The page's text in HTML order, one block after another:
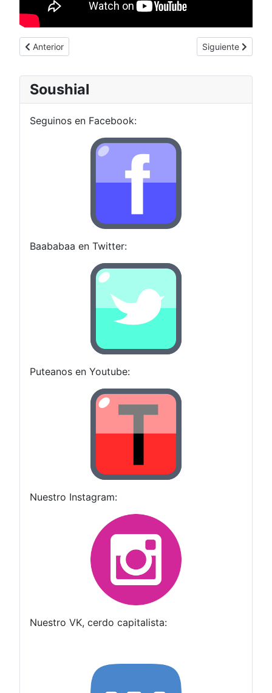
Artículo anterior: [Música] Nuevo EP de Rata Blanca!
Anterior Artículo
Siguiente
Soushial
Seguinos en Facebook:
Baababaa en Twitter:
Puteanos en Youtube:
Nuestro Instagram:
Nuestro VK, cerdo capitalista: